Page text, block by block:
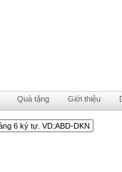
Quà tặng Giới thiệu